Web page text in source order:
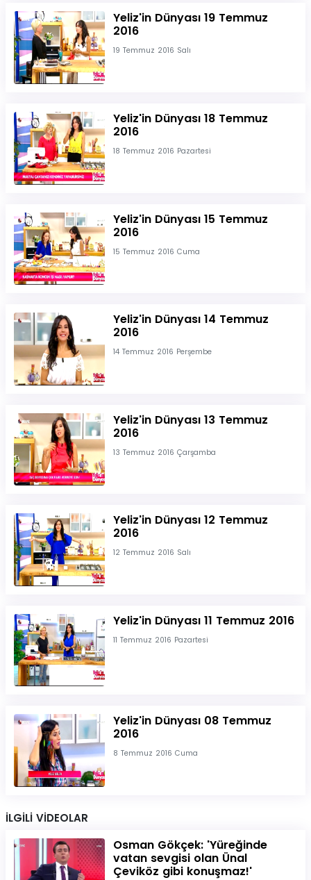
Yeliz'in Dünyası 19 Temmuz
2016
19 Temmuz 2016 Salı
Yeliz'in Dünyası 18 Temmuz
2016
18 Temmuz 2016 Pazartesi
Yeliz'in Dünyası 15 Temmuz
2016
15 Temmuz 2016 Cuma
Yeliz'in Dünyası 14 Temmuz
2016
14 Temmuz 2016 Perşembe
Yeliz'in Dünyası 13 Temmuz
2016
13 Temmuz 2016 Çarşamba
Yeliz'in Dünyası 12 Temmuz
2016
12 Temmuz 2016 Salı
Yeliz'in Dünyası 11 Temmuz 2016
11 Temmuz 2016 Pazartesi
Yeliz'in Dünyası 08 Temmuz
2016
8 Temmuz 2016 Cuma
İLGİLİ VİDEOLAR
Osman Gökçek: 'Yüreğinde
vatan sevgisi olan Ünal
Çeviköz gibi konuşmaz!'